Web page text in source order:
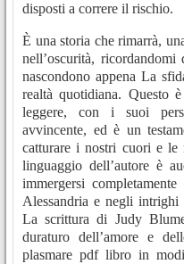
disposti a correre il rischio.
È una storia che rimarrà,
nell’oscurità,
nascondono appena La
realtà quotidiana. Questo
leggere, con i suoi
avvincente, ed è un
catturare i nostri cuori e le
linguaggio dell’autore è
immergersi
Alessandria e negli
La scrittura di Judy
duraturo dell’amore e
plasmare pdf libro in